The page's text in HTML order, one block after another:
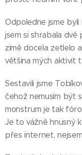
Odpoledne jsme byli
jsem si shrabala
zimě docela zetlelo
většina mých aktivit
Sestavili jsme
čehož nemusím být
monstrum je tak
Je to vážně hnusný
přes internet,